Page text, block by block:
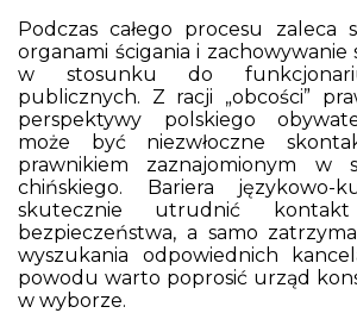
Podczas całego procesu zaleca
organami ścigania i zachowywanie
w stosunku do
publicznych. Z racji „obcości”
perspektywy polskiego
może być niezwłoczne
prawnikiem zaznajomionym w
chińskiego. Bariera językowo-
skutecznie utrudnić
bezpieczeństwa, a samo
wyszukania odpowiednich
powodu warto poprosić urząd
w wyborze.